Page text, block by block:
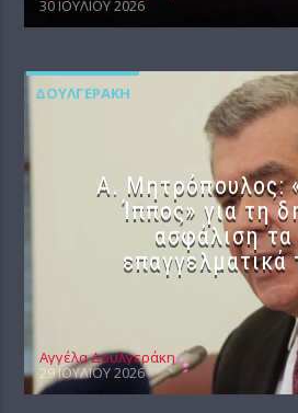
30 ΙΟΥΛΊΟΥ 2026
ΔΟΥΛΓΕΡΆΚΗ
Α. Μητρόπουλος:
Ίππος» για τη
ασφάλιση τα
επαγγελματικά
Αγγέλα Δουλγεράκη
29 ΙΟΥΛΊΟΥ 2026